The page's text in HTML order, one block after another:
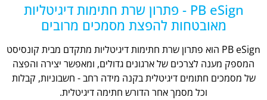
PB eSign - פתרון שרת חתימות דיגיטליות
מאובטחות להפצת מסמכים מרובים
PB eSign הוא פתרון שרת חתימות דיגיטליות מתקדם מבית קונסיסט
המספק מענה לצרכים של ארגונים גדולים, ומאפשר יצירה והפצה
של מסמכים חתומים דיגיטלית בקנה מידה רחב - חשבוניות, קבלות
וכל מסמך אחר הדורש חתימה דיגיטלית.